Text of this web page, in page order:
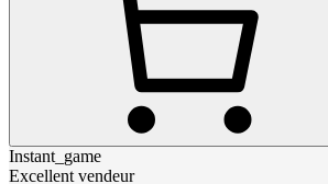
Instant_game
Excellent vendeur